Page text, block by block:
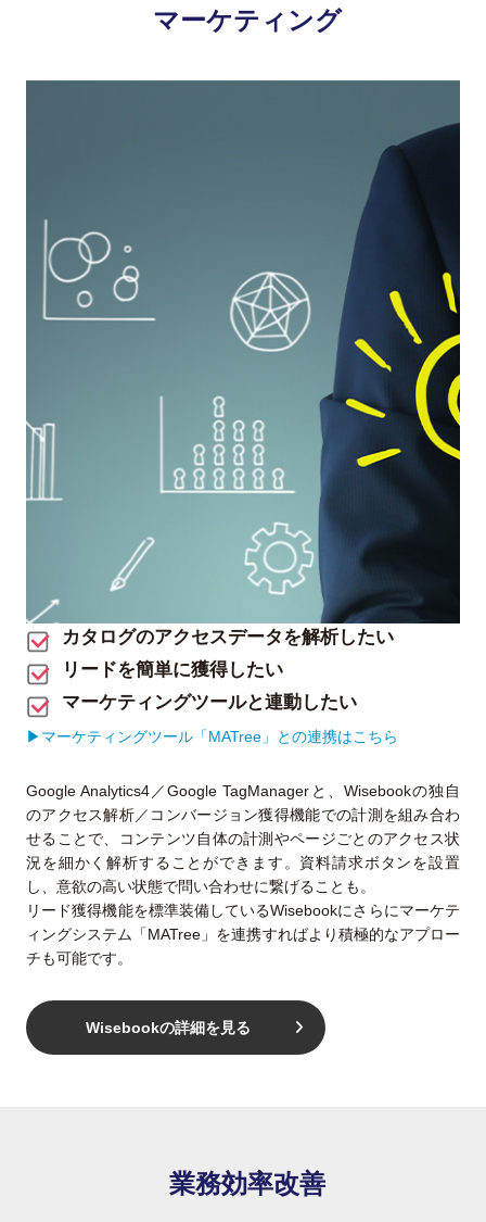
マーケティング
カタログのアクセスデータを解析したい
リードを簡単に獲得したい
マーケティングツールと連動したい
▶︎マーケティングツール「MATree」との連携はこちら
Google Analytics4／Google TagManagerと、Wisebookの独自
のアクセス解析／コンバージョン獲得機能での計測を組み合わ
せることで、コンテンツ自体の計測やページごとのアクセス状
況を細かく解析することができます。資料請求ボタンを設置
し、意欲の高い状態で問い合わせに繋げることも。
リード獲得機能を標準装備しているWisebookにさらにマーケテ
ィングシステム「MATree」を連携すればより積極的なアプロー
チも可能です。
Wisebookの詳細を見る
業務効率改善